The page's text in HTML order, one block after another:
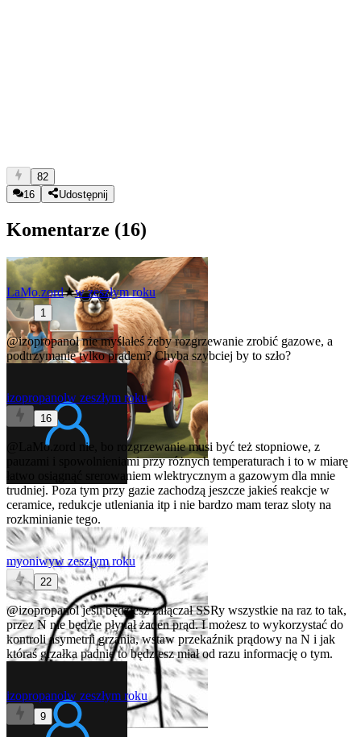
82
16
Udostępnij
Komentarze (16)
LaMo.zord★w zeszłym roku
1
@izopropanolnie myślałeś żeby rozgrzewanie zrobić gazowe, a
podtrzymanie tylko prądem? Chyba szybciej by to szło?
izopropanolw zeszłym roku
16
@LaMo.zord
nie, bo rozgrzewanie musi być też stopniowe, z
pauzami i spowolnieniami przy różnych temperaturach i to w miarę
łatwo osiągnąć srerowaniem wlektrycznym a gazowym dla mnie
trudniej. Poza tym przy gazie zachodzą jeszcze jakieś reakcje w
ceramice, redukcje utleniania itp i nie bardzo mam teraz sloty na
rozkminianie tego.
myoniwyw zeszłym roku
22
@izopropanoljeśli będziesz załączał SSRy wszystkie na raz to tak,
przez N nie będzie płynął żaden prąd. I możesz to wykorzystać do
kontroli asymetrii grzania, wstaw przekaźnik prądowy na N i jak
któraś grzałka padnie to będziesz miał od razu informację o tym.
izopropanolw zeszłym roku
9